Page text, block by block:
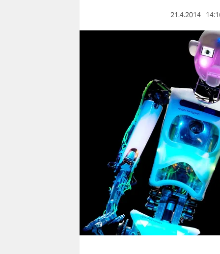
veranstaltungen
fragen & hilfe
unterstützen
abo
genossenschaft
21.4.2014